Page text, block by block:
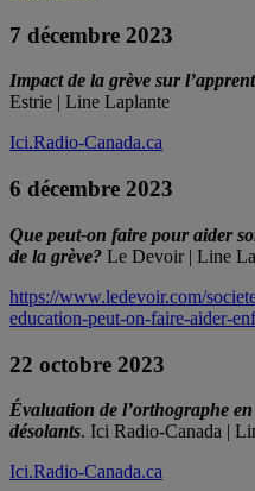
7 décembre 2023
Impact de la grève sur
Estrie | Line Laplante
Ici.Radio-Canada.ca
6 décembre 2023
Que peut-on faire pour aider
de la grève? Le Devoir | Line
https://www.ledevoir.com/
education-peut-on-faire-aider-
22 octobre 2023
Évaluation de l’orthographe
désolants. Ici Radio-Canada |
Ici.Radio-Canada.ca